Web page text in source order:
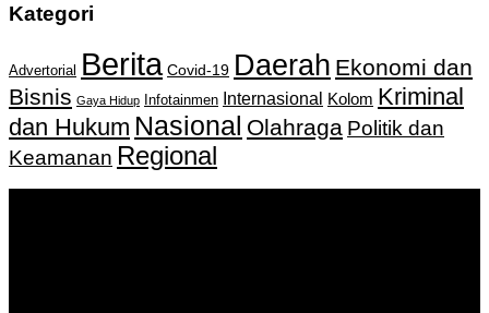
Kategori
Advertorial Berita Covid-19 Daerah Ekonomi dan
Bisnis Gaya Hidup Infotainmen Internasional Kolom Kriminal
dan Hukum Nasional Olahraga Politik dan
Keamanan Regional